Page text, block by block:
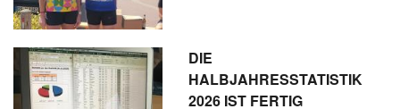
DIE
HALBJAHRESSTATISTIK
2026 IST FERTIG